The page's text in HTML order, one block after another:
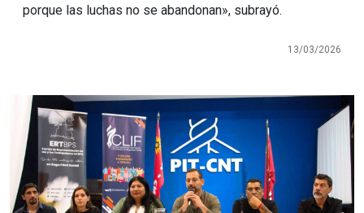
porque las luchas no se abandonan», subrayó.
13/03/2026
Imagen